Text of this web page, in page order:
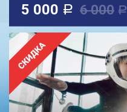
5 000 a 6 000 a